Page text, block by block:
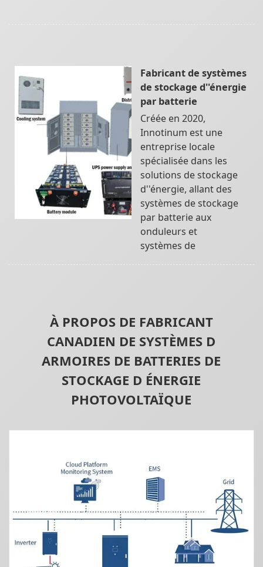
Fabricant de systèmes
de stockage d''énergie
par batterie
Créée en 2020,
Innotinum est une
entreprise locale
spécialisée dans les
solutions de stockage
d''énergie, allant des
systèmes de stockage
par batterie aux
onduleurs et
systèmes de
À PROPOS DE FABRICANT
CANADIEN DE SYSTÈMES D
ARMOIRES DE BATTERIES DE
STOCKAGE D ÉNERGIE
PHOTOVOLTAÏQUE